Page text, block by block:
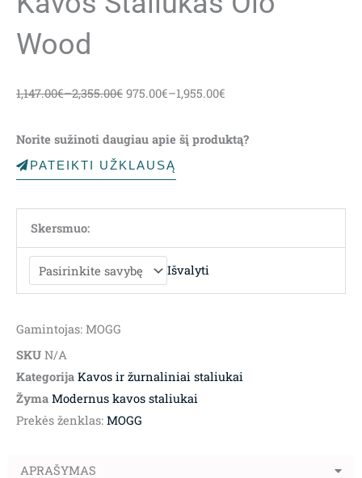
Wood
1,147.00€–2,355.00€ 975.00€–1,955.00€
Norite sužinoti daugiau apie šį produktą?
PATEIKTI UŽKLAUSĄ
Skersmuo:
Išvalyti
Gamintojas: MOGG
SKU N/A
Kategorija Kavos ir žurnaliniai staliukai
Žyma Modernus kavos staliukai
Prekės ženklas: MOGG
APRAŠYMAS